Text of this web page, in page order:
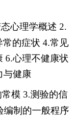
心理学概述 2.
常的症状4.常见
6.心理不健康状
与健康
模 3.测验的信
编制的一般程序